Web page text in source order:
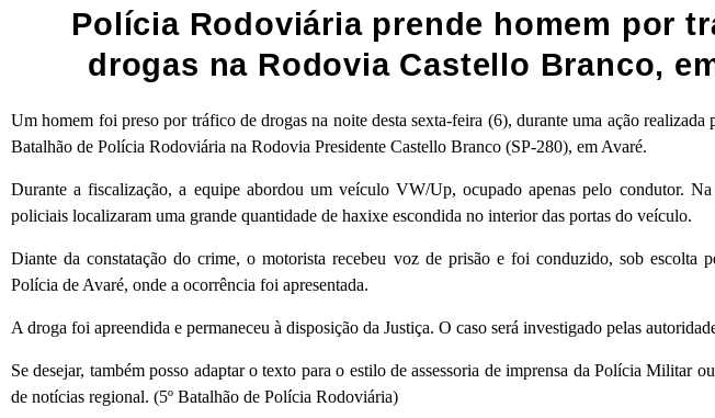
Polícia Rodoviária prende homem por
drogas na Rodovia Castello Branco,
Um homem foi preso por tráfico de drogas na noite desta sexta-feira (6), durante uma ação realizada
Batalhão de Polícia Rodoviária na Rodovia Presidente Castello Branco (SP-280), em Avaré.
Durante a fiscalização, a equipe abordou um veículo VW/Up, ocupado apenas pelo condutor.
policiais localizaram uma grande quantidade de haxixe escondida no interior das portas do veículo.
Diante da constatação do crime, o motorista recebeu voz de prisão e foi conduzido, sob escolta
Polícia de Avaré, onde a ocorrência foi apresentada.
A droga foi apreendida e permaneceu à disposição da Justiça. O caso será investigado pelas
Se desejar, também posso adaptar o texto para o estilo de assessoria de imprensa da Polícia Militar
de notícias regional. (5º Batalhão de Polícia Rodoviária)